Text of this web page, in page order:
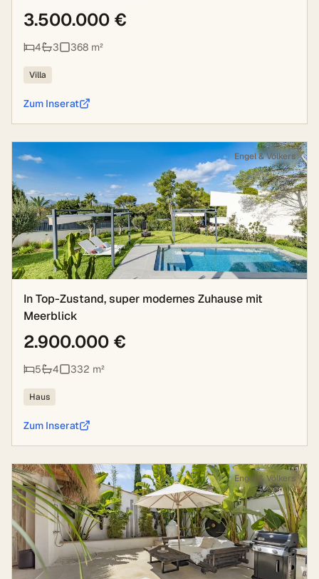
3.500.000 €
4 3 368 m²
Villa
Zum Inserat
Engel & Völkers
In Top-Zustand, super modernes Zuhause mit
Meerblick
2.900.000 €
5 4 332 m²
Haus
Zum Inserat
Engel & Völkers